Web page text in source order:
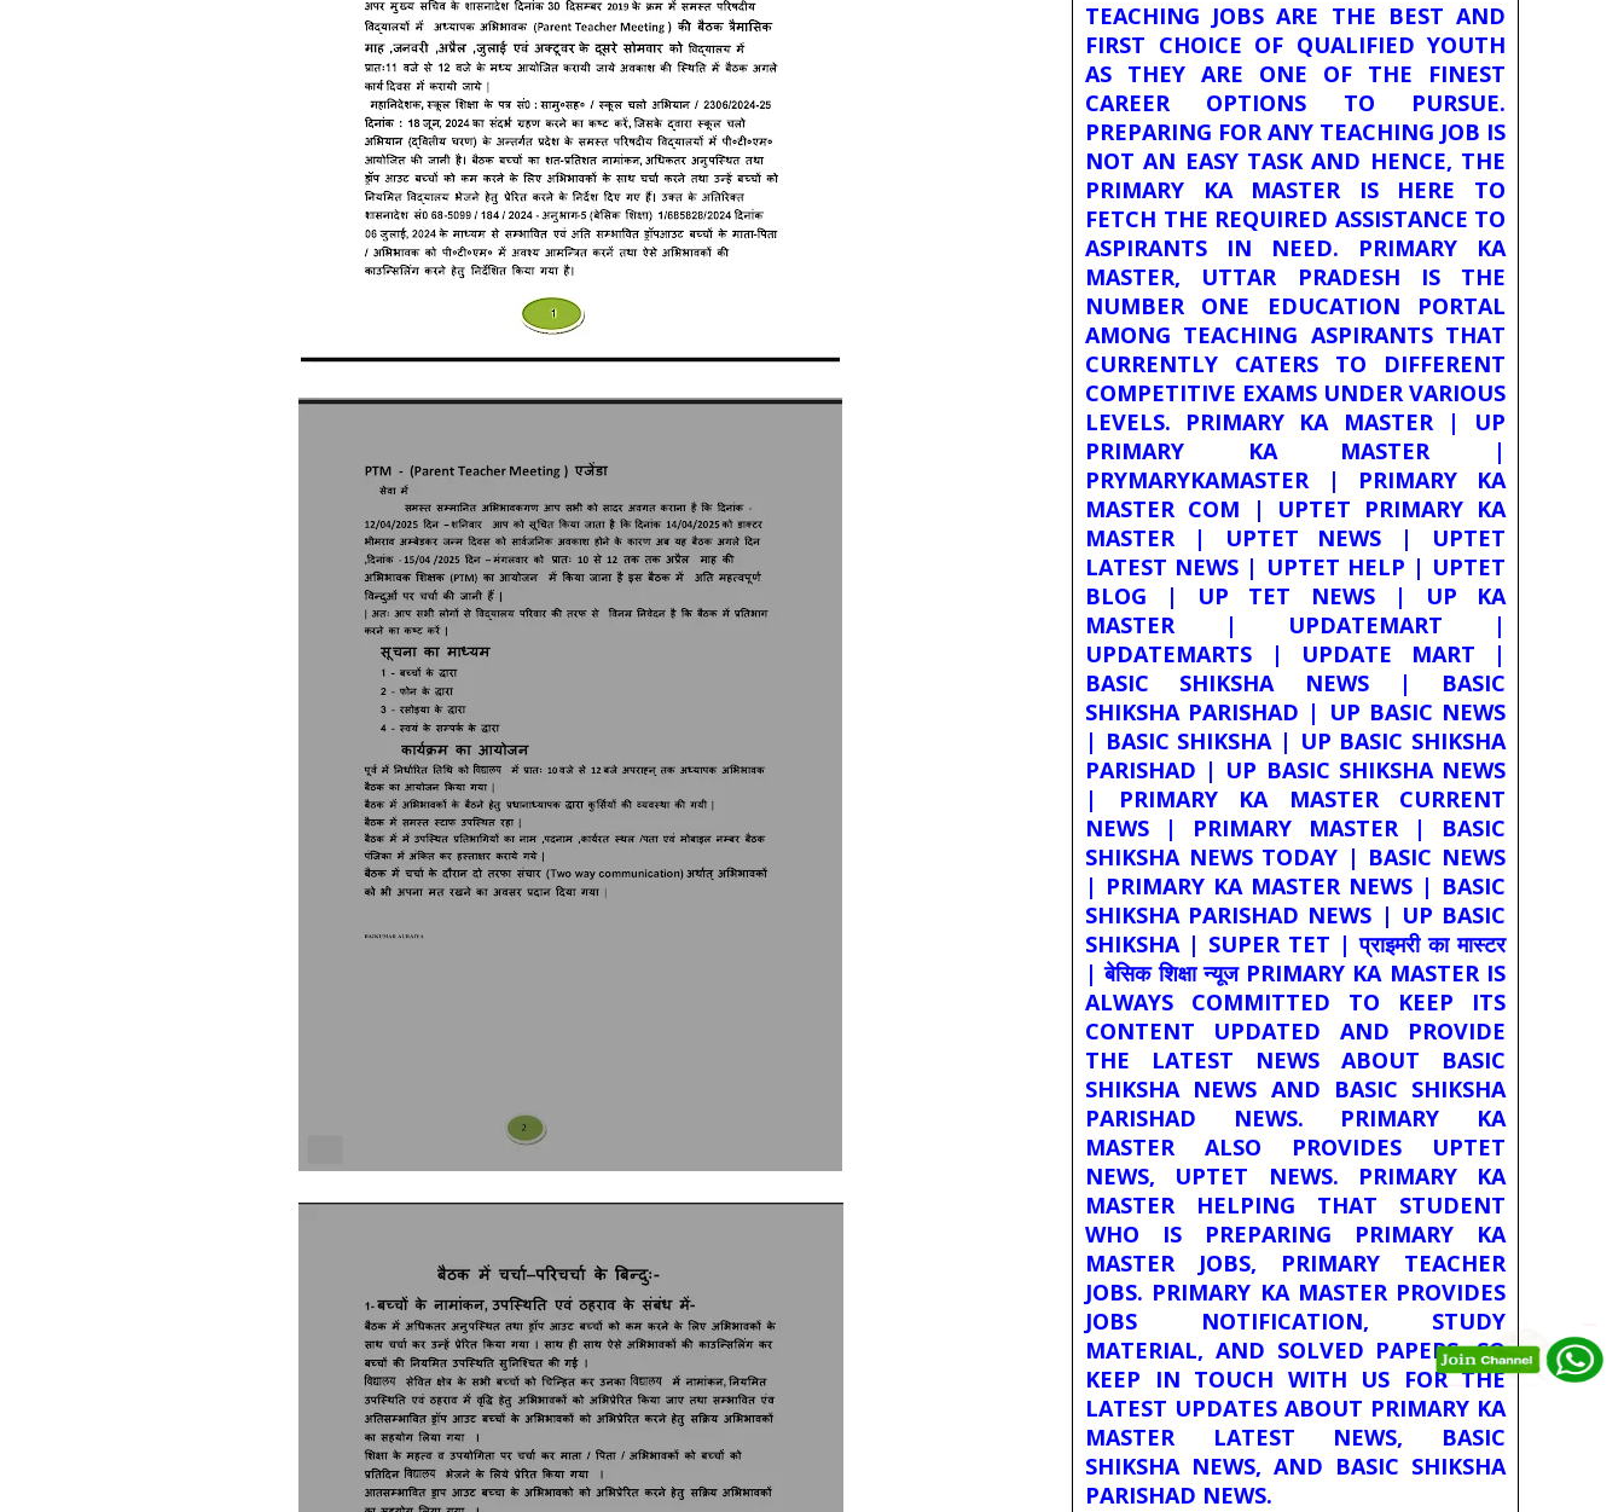
TEACHING JOBS ARE THE BEST AND
FIRST CHOICE OF QUALIFIED YOUTH
AS THEY ARE ONE OF THE FINEST
CAREER OPTIONS TO PURSUE.
PREPARING FOR ANY TEACHING JOB IS
NOT AN EASY TASK AND HENCE, THE
PRIMARY KA MASTER IS HERE TO
FETCH THE REQUIRED ASSISTANCE TO
ASPIRANTS IN NEED. PRIMARY KA
MASTER, UTTAR PRADESH IS THE
NUMBER ONE EDUCATION PORTAL
AMONG TEACHING ASPIRANTS THAT
CURRENTLY CATERS TO DIFFERENT
COMPETITIVE EXAMS UNDER VARIOUS
LEVELS. PRIMARY KA MASTER | UP
PRIMARY KA MASTER |
PRYMARYKAMASTER | PRIMARY KA
MASTER COM | UPTET PRIMARY KA
MASTER | UPTET NEWS | UPTET
LATEST NEWS | UPTET HELP | UPTET
BLOG | UP TET NEWS | UP KA
MASTER | UPDATEMART |
UPDATEMARTS | UPDATE MART |
BASIC SHIKSHA NEWS | BASIC
SHIKSHA PARISHAD | UP BASIC NEWS
| BASIC SHIKSHA | UP BASIC SHIKSHA
PARISHAD | UP BASIC SHIKSHA NEWS
| PRIMARY KA MASTER CURRENT
NEWS | PRIMARY MASTER | BASIC
SHIKSHA NEWS TODAY | BASIC NEWS
| PRIMARY KA MASTER NEWS | BASIC
SHIKSHA PARISHAD NEWS | UP BASIC
SHIKSHA | SUPER TET | प्राइमरी का मास्टर
| बेसिक शिक्षा न्यूज PRIMARY KA MASTER IS
ALWAYS COMMITTED TO KEEP ITS
CONTENT UPDATED AND PROVIDE
THE LATEST NEWS ABOUT BASIC
SHIKSHA NEWS AND BASIC SHIKSHA
PARISHAD NEWS. PRIMARY KA
MASTER ALSO PROVIDES UPTET
NEWS, UPTET NEWS. PRIMARY KA
MASTER HELPING THAT STUDENT
WHO IS PREPARING PRIMARY KA
MASTER JOBS, PRIMARY TEACHER
JOBS. PRIMARY KA MASTER PROVIDES
JOBS NOTIFICATION, STUDY
MATERIAL, AND SOLVED PAPERS. SO
KEEP IN TOUCH WITH US FOR THE
LATEST UPDATES ABOUT PRIMARY KA
MASTER LATEST NEWS, BASIC
SHIKSHA NEWS, AND BASIC SHIKSHA
PARISHAD NEWS.